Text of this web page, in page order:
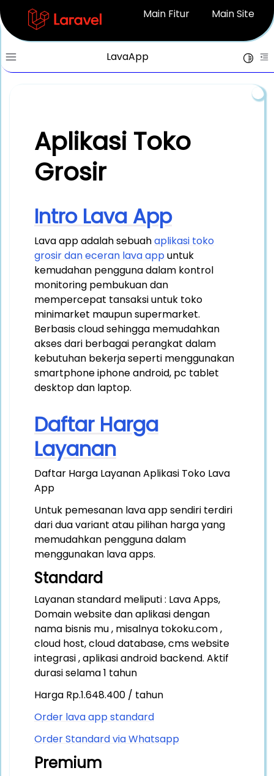
Main Fitur Main Site
Toggle site navigation sidebar
LavaApp
navigation of Database App
navigation of CMS Website
navigation of Transaksi App
navigation of Fitur Laporan App
Aplikasi Toko
Grosir
Intro Lava App
Lava app adalah sebuahaplikasi toko
grosir dan eceran lava appuntuk
kemudahan pengguna dalam kontrol
monitoring pembukuan dan
mempercepat tansaksi untuk toko
minimarket maupun supermarket.
Berbasis cloud sehingga memudahkan
akses dari berbagai perangkat dalam
kebutuhan bekerja seperti menggunakan
smartphone iphone android, pc tablet
desktop dan laptop.
Daftar Harga
Layanan
Daftar Harga Layanan Aplikasi Toko Lava
App
Untuk pemesanan lava app sendiri terdiri
dari dua variant atau pilihan harga yang
memudahkan pengguna dalam
menggunakan lava apps.
Standard
Layanan standard meliputi : Lava Apps,
Domain website dan aplikasi dengan
nama bisnis mu , misalnya tokoku.com ,
cloud host, cloud database, cms website
integrasi , aplikasi android backend. Aktif
durasi selama 1 tahun
Harga Rp.1.648.400 / tahun
Order lava app standard
Order Standard via Whatsapp
Premium